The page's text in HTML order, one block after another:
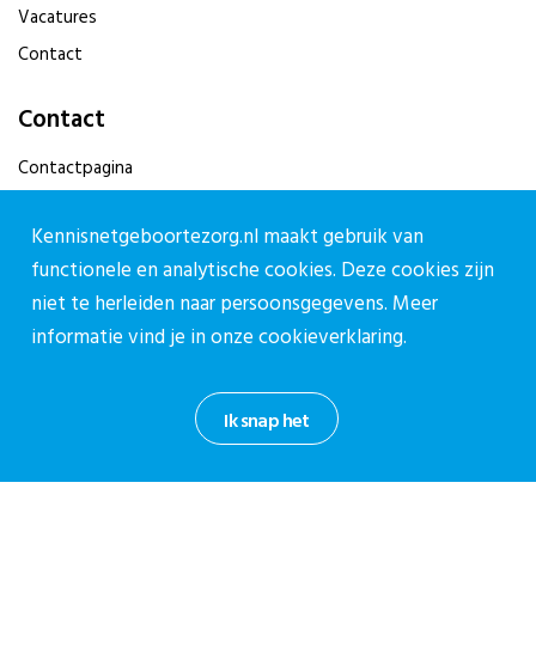
Vacatures
Contact
Contact
Contactpagina
cpz@stichtingcpz.nl
Mercatorlaan 1200, 3528 BL Utrecht
Blijf op de hoogte
Meld je aan voor onze nieuwsbrief.
Ik snap het
Kennisnetgeboortezorg.nl maakt gebruik van
functionele en analytische cookies. Deze cookies zijn
niet te herleiden naar persoonsgegevens. Meer
informatie vind je in onzecookieverklaring.